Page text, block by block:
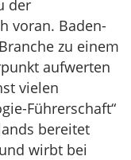
der
voran. Baden-
zu einem
aufwerten
vielen
Führerschaft“
bereitet
wirbt bei